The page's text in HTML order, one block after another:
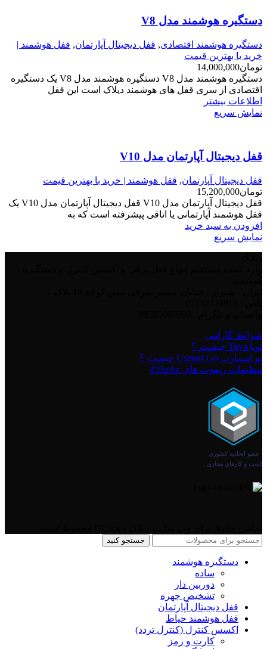
دستگیره هوشمند مدل V8
دستگیره هوشمند اقتصادی, قفل دیجیتال آپارتمان, قفل هوشمند |
خرید با بهترین قیمت
تومان14,000,000
دستگیره هوشمند مدل V8 دستگیره هوشمند مدل V8 یک دستگیره
اقتصادی از سری قفل های هوشمند دیلاک است این قفل
اطلاعات بیشتر
نمایش سریع
قفل دیجیتال آپارتمان مدل V10
قفل دیجیتال آپارتمان, قفل هوشمند | خرید با بهترین قیمت
تومان15,200,000
قفل دیجیتال آپارتمان مدل V10 قفل دیجیتال آپارتمان مدل V10 یک
قفل هوشمند آپارتمانی یا اتاقی پیشرفته است که به
افزودن به سبد خرید
نمایش سریع
شرایط گارانتی
تویا Tuya چیست ؟
یو اسمارت Usmart Go چیست ؟
تنظیمات ریموت های 433mhz
جستجو کنید
دستگیره هوشمند
ساده
دوربین دار
تشخیص چهره
قفل دیجیتال آپارتمان
قفل هوشمند حیاط
اکسس کنترل (کنترل تردد)
کارت و رمز